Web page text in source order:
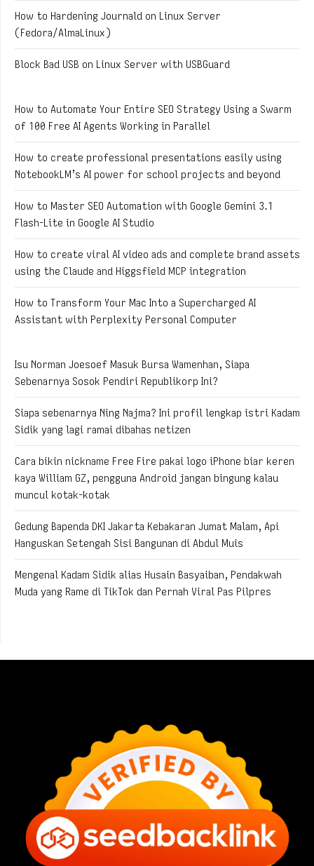
How to Hardening Journald on Linux Server
(Fedora/AlmaLinux)
Block Bad USB on Linux Server with USBGuard
How to Automate Your Entire SEO Strategy Using a Swarm
of 100 Free AI Agents Working in Parallel
How to create professional presentations easily using
NotebookLM’s AI power for school projects and beyond
How to Master SEO Automation with Google Gemini 3.1
Flash-Lite in Google AI Studio
How to create viral AI video ads and complete brand assets
using the Claude and Higgsfield MCP integration
How to Transform Your Mac Into a Supercharged AI
Assistant with Perplexity Personal Computer
Isu Norman Joesoef Masuk Bursa Wamenhan, Siapa
Sebenarnya Sosok Pendiri Republikorp Ini?
Siapa sebenarnya Ning Najma? Ini profil lengkap istri Kadam
Sidik yang lagi ramai dibahas netizen
Cara bikin nickname Free Fire pakai logo iPhone biar keren
kaya William GZ, pengguna Android jangan bingung kalau
muncul kotak-kotak
Gedung Bapenda DKI Jakarta Kebakaran Jumat Malam, Api
Hanguskan Setengah Sisi Bangunan di Abdul Muis
Mengenal Kadam Sidik alias Husain Basyaiban, Pendakwah
Muda yang Rame di TikTok dan Pernah Viral Pas Pilpres